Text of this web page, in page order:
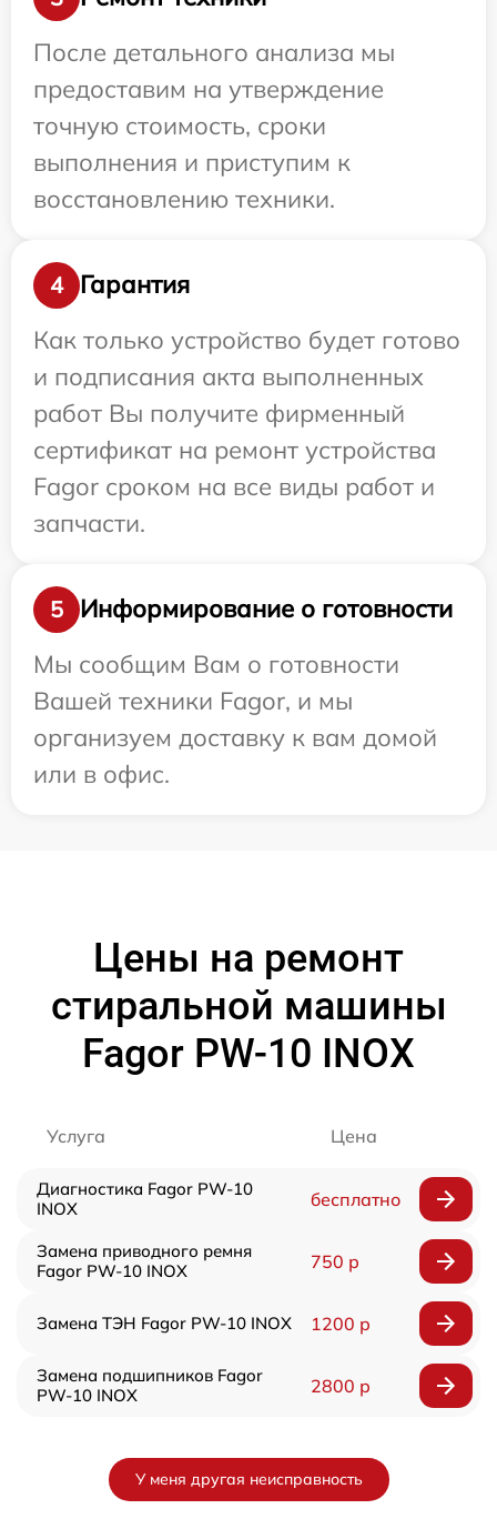
После детального анализа мы
предоставим на утверждение
точную стоимость, сроки
выполнения и приступим к
восстановлению техники.
4
Гарантия
Как только устройство будет готово
и подписания акта выполненных
работ Вы получите фирменный
сертификат на ремонт устройства
Fagor сроком на все виды работ и
запчасти.
5
Информирование о готовности
Мы сообщим Вам о готовности
Вашей техники Fagor, и мы
организуем доставку к вам домой
или в офис.
Цены на ремонт
стиральной машины
Fagor PW-10 INOX
Услуга Цена
Диагностика Fagor PW-10
INOX
бесплатно
Замена приводного ремня
Fagor PW-10 INOX
750 р
Замена ТЭН Fagor PW-10 INOX 1200 р
Замена подшипников Fagor
PW-10 INOX
2800 р
У меня другая неисправность